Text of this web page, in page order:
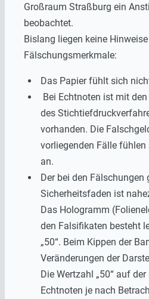
Großraum Straßburg ein
beobachtet.
Bislang liegen keine
Fälschungsmerkmale:
Das Papier fühlt sich
Bei Echtnoten ist mit
des
vorhanden. Die
vorliegenden Fälle
an.
Der bei den Fälschungen
Sicherheitsfaden ist
Das Hologramm
den Falsifikaten besteht
„50“. Beim Kippen der
Veränderungen der
Die Wertzahl „50“ auf
Echtnoten je nach